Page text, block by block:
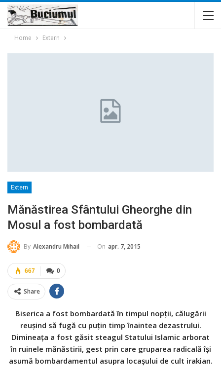
Home Extern
Extern
Mănăstirea Sfântului Gheorghe din
Mosul a fost bombardată
By Alexandru Mihail On apr. 7, 2015
0
667
Share
Biserica a fost bombardată în timpul nopții, călugării
reușind să fugă cu puțin timp înaintea dezastrului.
Dimineața a fost găsit steagul Statului Islamic arborat
în ruinele mănăstirii, gest prin care gruparea radicală își
asumă bombardamentul asupra locașului de cult irakian.